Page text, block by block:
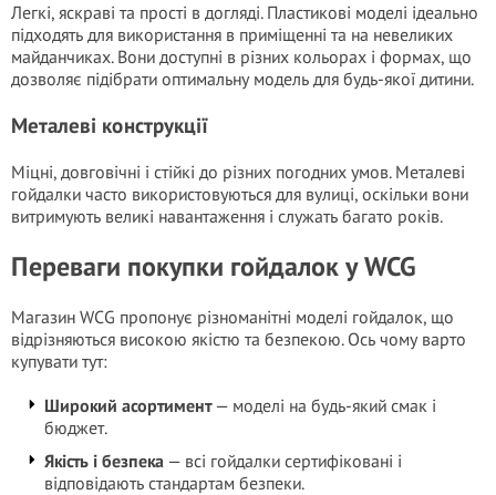
Легкі, яскраві та прості в догляді. Пластикові моделі ідеально
підходять для використання в приміщенні та на невеликих
майданчиках. Вони доступні в різних кольорах і формах, що
дозволяє підібрати оптимальну модель для будь-якої дитини.
Металеві конструкції
Міцні, довговічні і стійкі до різних погодних умов. Металеві
гойдалки часто використовуються для вулиці, оскільки вони
витримують великі навантаження і служать багато років.
Переваги покупки гойдалок у WCG
Магазин WCG пропонує різноманітні моделі гойдалок, що
відрізняються високою якістю та безпекою. Ось чому варто
купувати тут:
Широкий асортимент— моделі на будь-який смак і
бюджет.
Якість і безпека — всі гойдалки сертифіковані і
відповідають стандартам безпеки.